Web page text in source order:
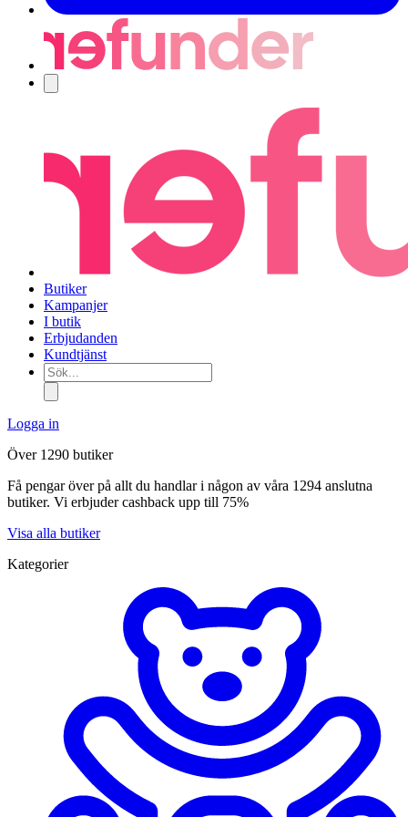
Butiker
Kampanjer
I butik
Erbjudanden
Kundtjänst
Sök...
Logga in
Över 1290 butiker
Få pengar över på allt du handlar i någon av våra 1294 anslutna
butiker. Vi erbjuder cashback upp till 75%
Visa alla butiker
Kategorier